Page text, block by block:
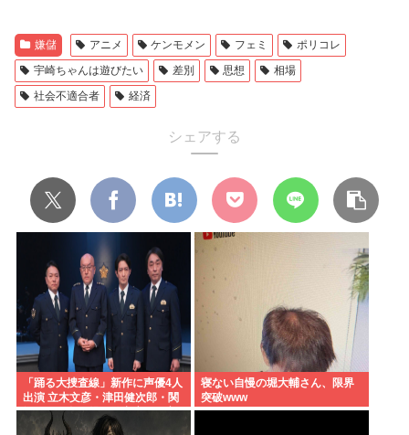
嫌儲 アニメ ケンモメン フェミ
ポリコレ
宇崎ちゃんは遊びたい
差別 思想
相場
社会不適合者
経済
シェアする
「踊る大捜査線」新作に声優4人
出演 立木文彦・津田健次郎・関
智一・野島健児ら警察庁の最高
幹部役で
寝ない自慢の堀大輔さん、限界
突破www